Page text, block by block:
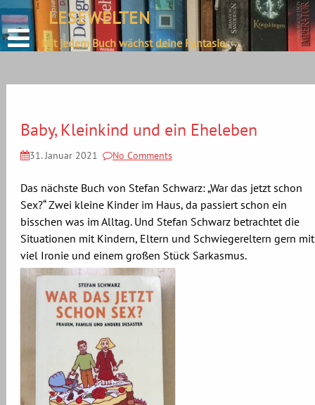
define('DISALLOW_FILE_EDIT', true);
define('DISALLOW_FILE_MODS', true);
content
LESEWELTEN
Mit jedem Buch wächst deine Fantasie.
Baby, Kleinkind und ein Eheleben
31. Januar 2021 No Comments
Das nächste Buch von Stefan Schwarz: „War das jetzt schon
Sex?“ Zwei kleine Kinder im Haus, da passiert schon ein
bisschen was im Alltag. Und Stefan Schwarz betrachtet die
Situationen mit Kindern, Eltern und Schwiegereltern gern mit
viel Ironie und einem großen Stück Sarkasmus.